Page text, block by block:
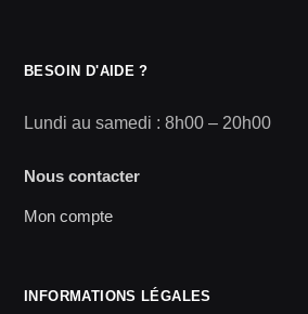
BESOIN D'AIDE ?
Lundi au samedi : 8h00 – 20h00
Nous contacter
Mon compte
INFORMATIONS LÉGALES